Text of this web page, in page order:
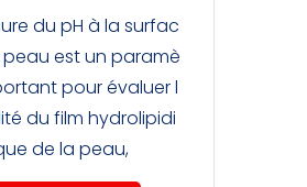
du pH à la surfac
est un paramè
pour évaluer l
du film hydrolipidi
de la peau,